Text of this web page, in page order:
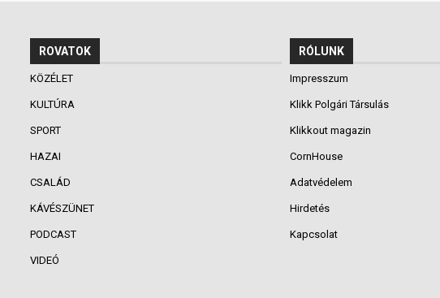
ROVATOK
KÖZÉLET
KULTÚRA
SPORT
HAZAI
CSALÁD
KÁVÉSZÜNET
PODCAST
VIDEÓ
RÓLUNK
Impresszum
Klikk Polgári Társulás
Klikkout magazin
CornHouse
Adatvédelem
Hirdetés
Kapcsolat